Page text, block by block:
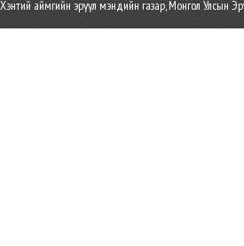
Хэнтий аймгийн эрүүл мэндийн газар, Монгол Улсын